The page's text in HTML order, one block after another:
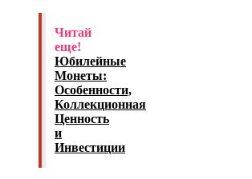
Читай
еще!
Юбилейные
Монеты:
Особенности,
Коллекционная
Ценность
и
Инвестиции